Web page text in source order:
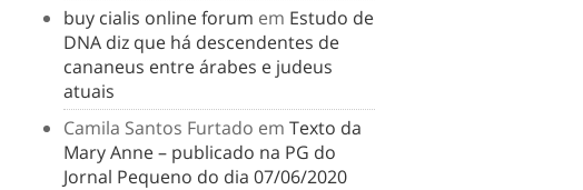
buy cialis online forum em Estudo de
DNA diz que há descendentes de
cananeus entre árabes e judeus
atuais
Camila Santos Furtado em Texto da
Mary Anne – publicado na PG do
Jornal Pequeno do dia 07/06/2020